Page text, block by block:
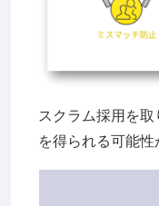
スクラム採用を取
を得られる可能性